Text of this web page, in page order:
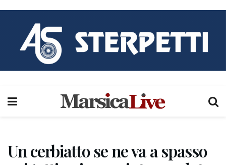
Un cerbiatto se ne va a spasso